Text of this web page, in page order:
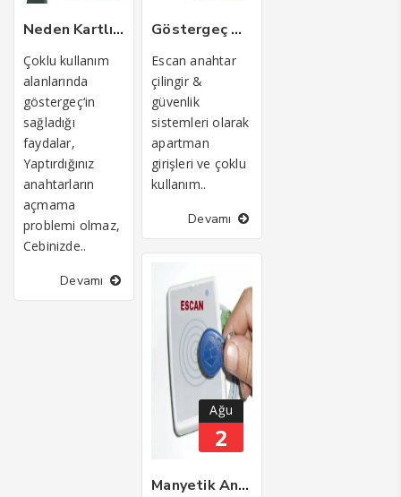
Neden Kartlı Geçiş Göstergeç Sistemi
Çoklu kullanım
alanlarında
göstergeç‘in
sağladığı
faydalar,
Yaptırdığınız
anahtarların
açmama
problemi olmaz,
Cebinizde..
Devamı
Göstergeç Manyetik Kart
Escan anahtar
çilingir &
güvenlik
sistemleri olarak
apartman
girişleri ve çoklu
kullanım..
Devamı
Ağu
2
Manyetik Anahtarlı Kartlı Otomatik Geçiş Sistemi